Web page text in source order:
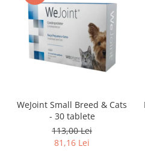
WeJoint Small Breed & Cats
- 30 tablete
113,00 Lei
81,16 Lei